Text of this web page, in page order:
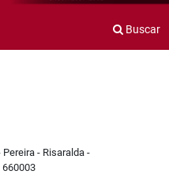
Buscar
- Risaralda -
660003